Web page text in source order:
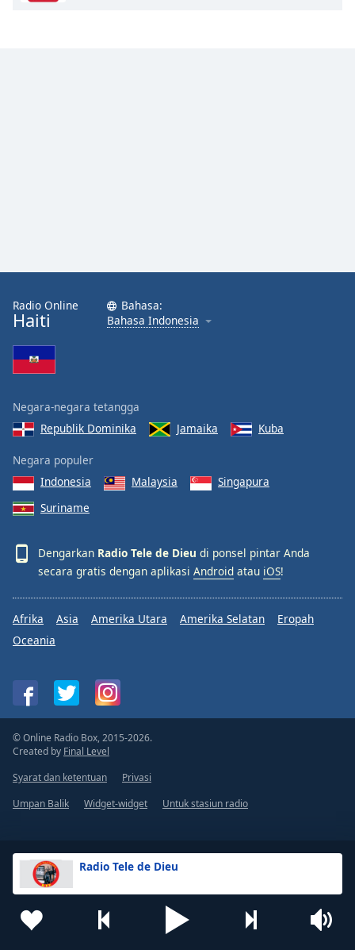
Radio Tele de Dieu
Radio Online
Haiti
Bahasa:
Bahasa Indonesia
Negara-negara tetangga
Republik Dominika
Jamaika Kuba
Negara populer
Indonesia
Malaysia
Singapura
Suriname
Dengarkan Radio Tele de Dieu di ponsel pintar Anda
secara gratis dengan aplikasi Android atau iOS!
Afrika Asia Amerika Utara Amerika Selatan
Eropah
Oceania
© Online Radio Box, 2015-2026.
Created by Final Level
Syarat dan ketentuan
Privasi
Umpan Balik
Widget-widget Untuk stasiun radio